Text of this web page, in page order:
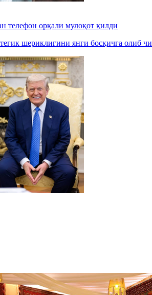
телефон орқали мулоқот қилди
шериклигини янги босқичга олиб